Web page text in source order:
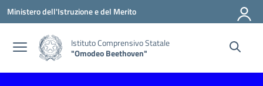
Vai ai contenuti
Vai al menu di navigazione
Vai al footer
Ministero dell'Istruzione e del Merito
Istituto Comprensivo Statale
"Omodeo Beethoven"